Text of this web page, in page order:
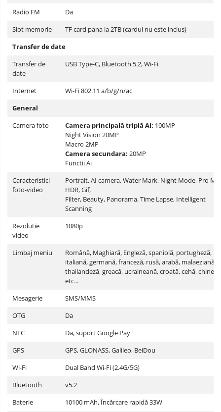
Radio FM
Da
Slot memorie
TF card pana la 2TB (cardul nu este inclus)
Transfer de date
Transfer de
date
USB Type-C, Bluetooth 5.2, Wi-Fi
Internet
Wi-Fi 802.11 a/b/g/n/ac
General
Camera foto
Camera principală triplă AI: 100MP
Night Vision 20MP
Macro 2MP
Camera secundara: 20MP
Functii Ai
Caracteristici
foto-video
Portrait, AI camera, Water Mark, Night Mode, Pro
HDR, Gif,
Filter, Beauty, Panorama, Time Lapse, Intelligent
Scanning
Rezolutie
video
1080p
Limbaj meniu
Română, Maghiară, Engleză, spaniolă, portugheză,
italiană, germană, franceză, rusă, arabă, malaeziană,
thailandeză, greacă, ucraineană, croată, cehă,
etc...
Mesagerie
SMS/MMS
OTG
Da
NFC
Da, suport Google Pay
GPS
GPS, GLONASS, Galileo, BeiDou
Wi-Fi
Dual Band Wi-Fi (2.4G/5G)
Bluetooth
v5.2
Baterie
10100 mAh, Încărcare rapidă 33W